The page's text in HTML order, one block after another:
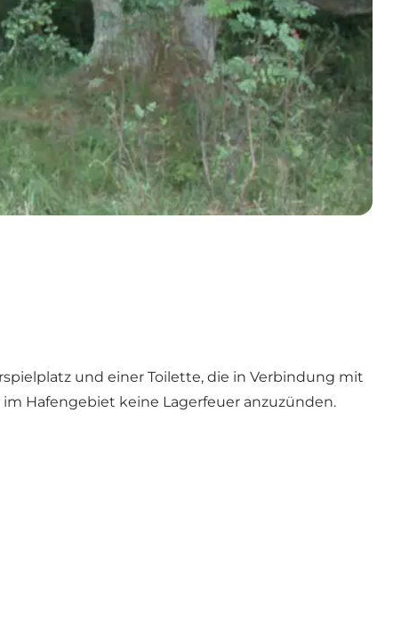
und einer Toilette, die in Verbindung mit
Hafengebiet keine Lagerfeuer anzuzünden.